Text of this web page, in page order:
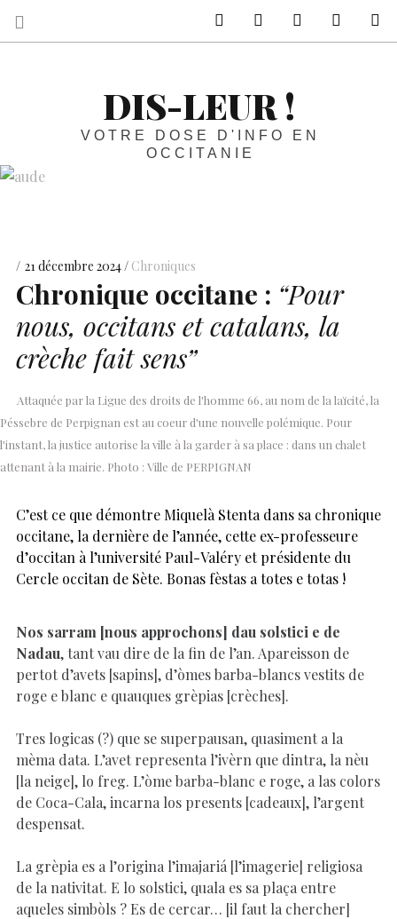
DIS-LEUR !
VOTRE DOSE D'INFO EN
OCCITANIE
21 décembre 2024 Chroniques
Chronique occitane : “Pour
nous, occitans et catalans, la
crèche fait sens”
Attaquée par la Ligue des droits de l'homme 66, au nom de la laïcité, la
Péssebre de Perpignan est au coeur d'une nouvelle polémique. Pour
l'instant, la justice autorise la ville à la garder à sa place : dans un chalet
attenant à la mairie. Photo : Ville de PERPIGNAN
C’est ce que démontre Miquelà Stenta dans sa chronique
occitane, la dernière de l’année, cette ex-professeure
d’occitan à l’université Paul-Valéry et présidente du
Cercle occitan de Sète. Bonas fèstas a totes e totas !
Nos sarram [nous approchons] dau solstici e de
Nadau, tant vau dire de la fin de l’an. Apareisson de
pertot d’avets [sapins], d’òmes barba-blancs vestits de
roge e blanc e quauques grèpias [crèches].
Tres logicas (?) que se superpausan, quasiment a la
mèma data. L’avet representa l’ivèrn que dintra, la nèu
[la neige], lo freg. L’òme barba-blanc e roge, a las colors
de Coca-Cala, incarna los presents [cadeaux], l’argent
despensat.
La grèpia es a l’origina l’imajariá [l’imagerie] religiosa
de la nativitat. E lo solstici, quala es sa plaça entre
aqueles simbòls ? Es de cercar… [il faut la chercher]